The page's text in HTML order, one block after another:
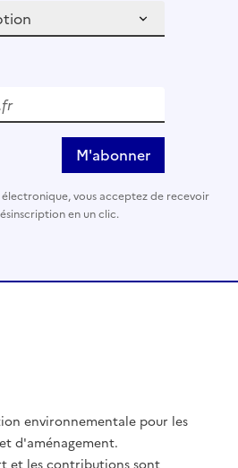
M'abonner
électronique, vous acceptez de recevoir
en un clic.
environnementale pour les
d'aménagement.